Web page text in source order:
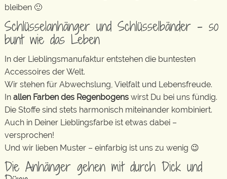
bleiben 🙂
Schlüsselanhänger und Schlüsselbänder – so
bunt wie das Leben
In der Lieblingsmanufaktur entstehen die buntesten
Accessoires der Welt.
Wir stehen für Abwechslung, Vielfalt und Lebensfreude.
In allen Farben des Regenbogens wirst Du bei uns fündig.
Die Stoffe sind stets harmonisch miteinander kombiniert.
Auch in Deiner Lieblingsfarbe ist etwas dabei –
versprochen!
Und wir lieben Muster – einfarbig ist uns zu wenig 😉
Die Anhänger gehen mit durch Dick und